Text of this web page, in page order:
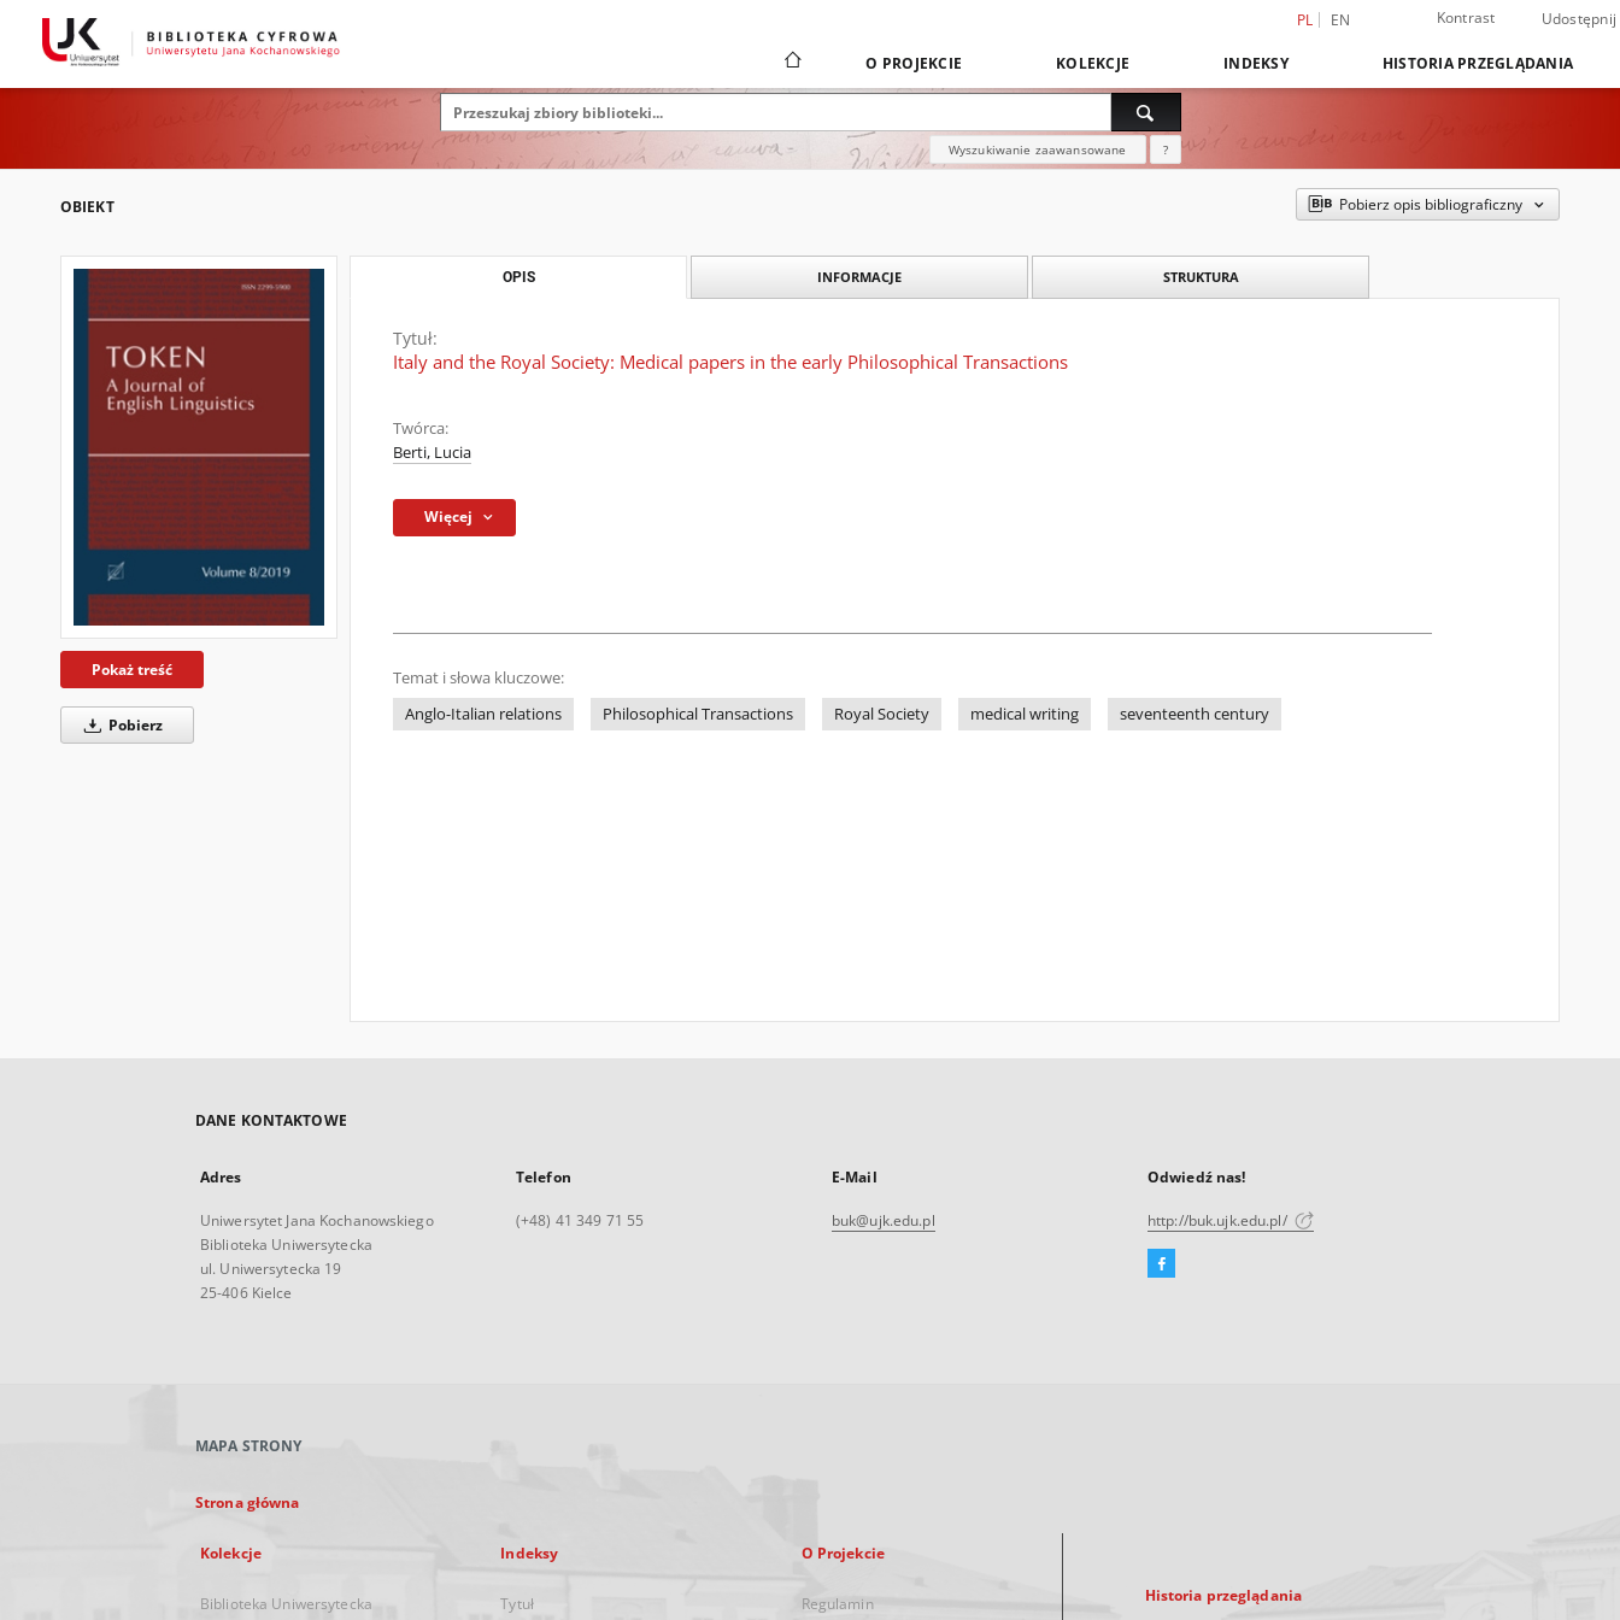
PL EN Kontrast Udostępnij
O PROJEKCIE KOLEKCJE INDEKSY HISTORIA PRZEGLĄDANIA
Wyszukiwanie zaawansowane ?
OBIEKT Pobierz opis bibliograficzny
Pokaż treść
Pobierz
OPIS INFORMACJE STRUKTURA
Tytuł:
Italy and the Royal Society: Medical papers in the early Philosophical Transactions
Twórca:
Berti, Lucia
Więcej
Temat i słowa kluczowe:
Anglo-Italian relations
Philosophical Transactions Royal Society medical writing seventeenth century
DANE KONTAKTOWE
Adres
Uniwersytet Jana Kochanowskiego
Biblioteka Uniwersytecka
ul. Uniwersytecka 19
25-406 Kielce
Telefon
(+48) 41 349 71 55
E-Mail
buk@ujk.edu.pl
Odwiedź nas!
http://buk.ujk.edu.pl/
Facebook
MAPA STRONY
Strona główna
Kolekcje
Biblioteka Uniwersytecka
Indeksy
Tytuł
O Projekcie
Regulamin Historia przeglądania